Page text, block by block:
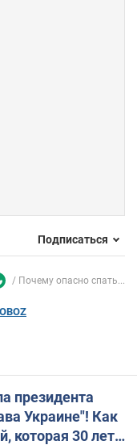
Подписаться
Почему опасно спать...
президента
Украине"! Как
которая 30 лет